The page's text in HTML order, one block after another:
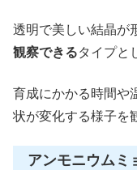
透明で美しい結晶が
観察できるタイプと
育成にかかる時間や
状が変化する様子を
アンモニウムミ